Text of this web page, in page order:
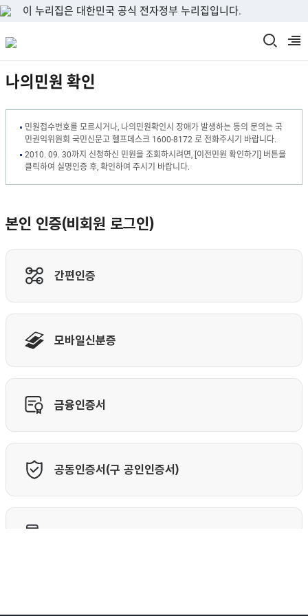
이 누리집은 대한민국 공식 전자정부 누리집입니다.
검
열
기
열
나의민원 확인
민원접수번호를 모르시거나, 나의민원확인시 장애가 발생하는 등의 문의는 국
민권익위원회 국민신문고 헬프데스크 1600-8172 로 전화주시기 바랍니다.
2010. 09. 30까지 신청하신 민원을 조회하시려면, [이전민원 확인하기] 버튼을
클릭하여 실명인증 후, 확인하여 주시기 바랍니다.